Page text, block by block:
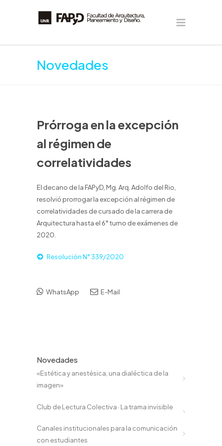
Novedades
Prórroga en la excepción
al régimen de
correlatividades
El decano de la FAPyD, Mg. Arq. Adolfo del Rio,
resolvió prorrogar la excepción al régimen de
correlatividades de cursado de la carrera de
Arquitectura hasta el 6° turno de exámenes de
2020.
Resolución N° 339/2020
WhatsApp E-Mail
Novedades
«Estética y anestésica, una dialéctica de la
imagen»
Club de Lectura Colectiva · La trama invisible
Canales institucionales para la comunicación
con estudiantes